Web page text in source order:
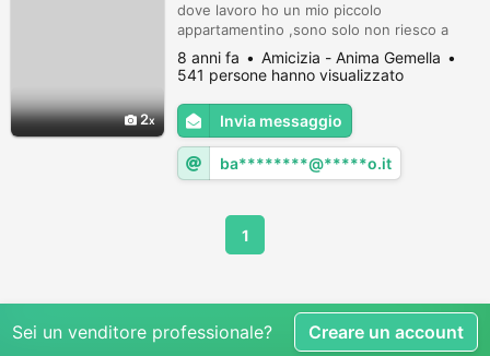
2
dove lavoro ho un mio piccolo
appartamentino ,sono solo non riesco a
trovare una donna giusta sola che conviva
con me,sono dolce e serio voglio
condividere la mia vita con una vera donna
al mio fianco ,penso sia difficile trovarla ma
ci provo,ho molti hobby e adoro il mare la
cucina, la musica ecc fatevi sentire ch...
8 anni fa
Amicizia - Anima Gemella
541 persone hanno visualizzato
Invia messaggio
ba********@*****o.it
1
Sei un venditore professionale? Creare un account